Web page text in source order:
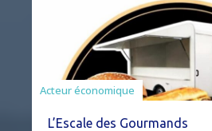
Acteur économique
L’Escale des Gourmands